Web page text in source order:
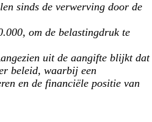
sinds de verwerving door de
om de belastingdruk te
uit de aangifte blijkt dat
beleid, waarbij een
en de financiële positie van